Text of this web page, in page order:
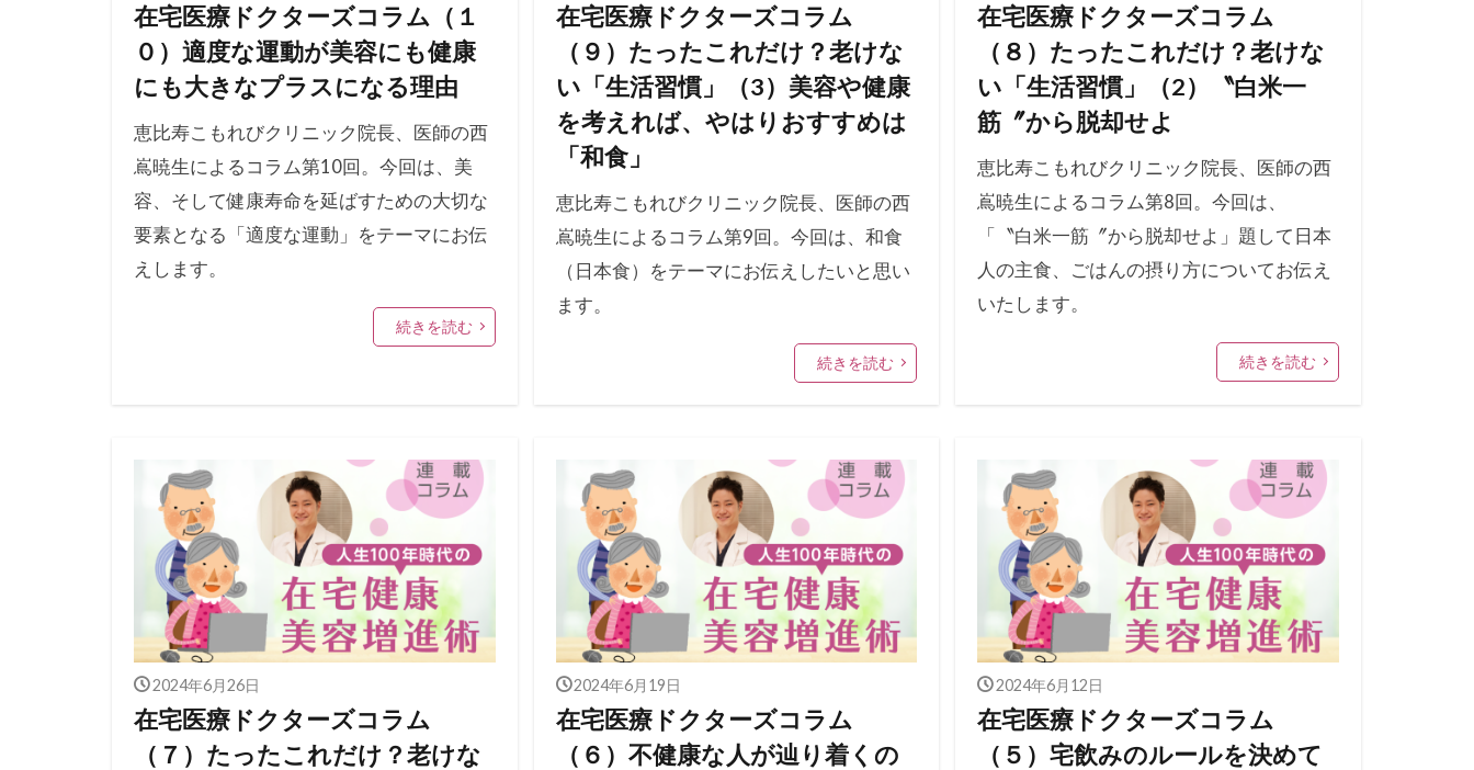
在宅医療ドクターズコラム（１
０）適度な運動が美容にも健康
にも大きなプラスになる理由
恵比寿こもれびクリニック院長、医師の西
嶌暁生によるコラム第10回。今回は、美
容、そして健康寿命を延ばすための大切な
要素となる「適度な運動」をテーマにお伝
えします。
続きを読む
在宅医療ドクターズコラム
（９）たったこれだけ？老けな
い「生活習慣」（3）美容や健康
を考えれば、やはりおすすめは
「和食」
恵比寿こもれびクリニック院長、医師の西
嶌暁生によるコラム第9回。今回は、和食
（日本食）をテーマにお伝えしたいと思い
ます。
続きを読む
在宅医療ドクターズコラム
（８）たったこれだけ？老けな
い「生活習慣」（2）〝白米一
筋〞から脱却せよ
恵比寿こもれびクリニック院長、医師の西
嶌暁生によるコラム第8回。今回は、
「〝白米一筋〞から脱却せよ」題して日本
人の主食、ごはんの摂り方についてお伝え
いたします。
続きを読む
2024年6月26日
在宅医療ドクターズコラム
（７）たったこれだけ？老けな
2024年6月19日
在宅医療ドクターズコラム
（６）不健康な人が辿り着くの
2024年6月12日
在宅医療ドクターズコラム
（５）宅飲みのルールを決めて